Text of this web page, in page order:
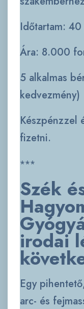
Időtartam:
Ára: 8.000
5 alkalmas
kedvezmény)
Készpénzzel
fizetni.
***
Szék
irodai
Egy
arc- és